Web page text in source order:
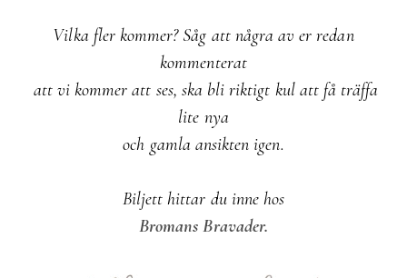
Vilka fler kommer? Såg att några av er redan
kommenterat
att vi kommeratt ses, ska bli riktigt kul att få träffa
lite nya
och gamla ansikten igen.
Biljett hittar du inne hos
Bromans Bravader.